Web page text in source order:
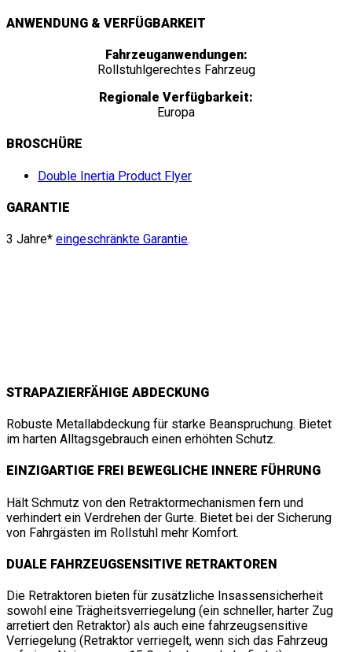
ANWENDUNG & VERFÜGBARKEIT
Fahrzeuganwendungen:
Rollstuhlgerechtes Fahrzeug
Regionale Verfügbarkeit:
Europa
BROSCHÜRE
Double Inertia Product Flyer
GARANTIE
3 Jahre* eingeschränkte Garantie.
STRAPAZIERFÄHIGE ABDECKUNG
Robuste Metallabdeckung für starke Beanspruchung. Bietet
im harten Alltagsgebrauch einen erhöhten Schutz.
EINZIGARTIGE FREI BEWEGLICHE INNERE FÜHRUNG
Hält Schmutz von den Retraktormechanismen fern und
verhindert ein Verdrehen der Gurte. Bietet bei der Sicherung
von Fahrgästen im Rollstuhl mehr Komfort.
DUALE FAHRZEUGSENSITIVE RETRAKTOREN
Die Retraktoren bieten für zusätzliche Insassensicherheit
sowohl eine Trägheitsverriegelung (ein schneller, harter Zug
arretiert den Retraktor) als auch eine fahrzeugsensitive
Verriegelung (Retraktor verriegelt, wenn sich das Fahrzeug